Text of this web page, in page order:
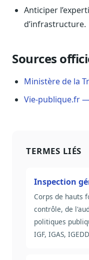
Ils utilisent
Public Sénat, ONG,
Charte IA
Hébergement
Anticiper
d’infrastructure.
Sources
Ministère de la
Vie-publique.fr
TERMES LIÉS
Inspection
Corps de hauts
contrôle, de
politiques
IGF, IGAS,